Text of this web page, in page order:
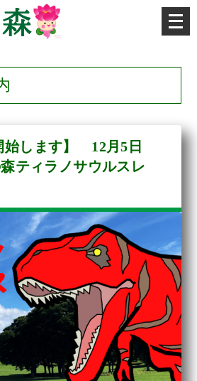
メ
ニ
ュ
を
始します】 12月5日
ティラノサウルスレ